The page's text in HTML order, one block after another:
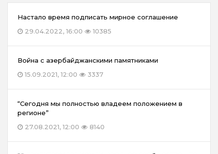
Настало время подписать мирное соглашение
29.04.2022, 16:00
10385
Война с азербайджанскими памятниками
15.09.2021, 12:00
3337
“Сегодня мы полностью владеем положением в
регионе”
27.08.2021, 12:00
8140